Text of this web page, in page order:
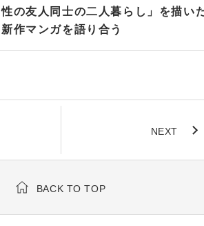
性の友人同士の二人暮らし」を描い
新作マンガを語り合う
NEXT
BACK TO TOP